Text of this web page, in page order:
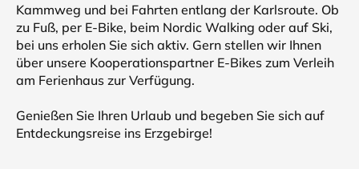
Kammweg und bei Fahrten entlang der Karlsroute. Ob
zu Fuß, per E-Bike, beim Nordic Walking oder auf Ski,
bei uns erholen Sie sich aktiv. Gern stellen wir Ihnen
über unsere Kooperationspartner E-Bikes zum Verleih
am Ferienhaus zur Verfügung.
Genießen Sie Ihren Urlaub und begeben Sie sich auf
Entdeckungsreise ins Erzgebirge!